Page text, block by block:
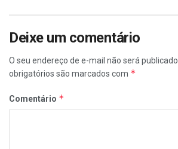
Deixe um comentário
O seu endereço de e-mail não será publicado.
obrigatórios são marcados com *
Comentário *